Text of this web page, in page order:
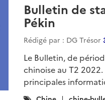
Bulletin de
Pékin
Rédigé par : DG Trésor
Le Bulletin, de
chinoise au T2
principales
Catégories